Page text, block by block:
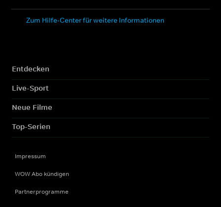
Zum Hilfe-Center für weitere Informationen
Entdecken
Live-Sport
Neue Filme
Top-Serien
Impressum
WOW Abo kündigen
Partnerprogramme